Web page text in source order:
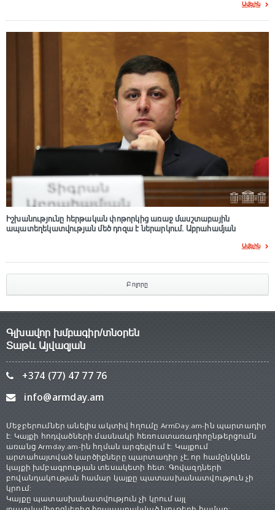
Ավելին
Իշխանությունը հերթական փոթորկից առաջ մասշտաբային
ապատեղեկատվության մեծ դnզա է ներարկում․ Աբրահամյան
Ավելին
Բոլորը
Գլխավոր խմբագիր/տնօրեն
Տաթև Այվազյան
+374 (77) 47 77 76
info@armday.am
Մեջբերումներ անելիս ակտիվ հղումը ArmDay.am-ին պարտադիր
է: Կայքի հոդվածների մասնակի հեռուստառադիոընթերցումն
առանց Armday.am-ին հղման արգելվում է: Կայքում
արտահայտված կարծիքները պարտադիր չէ, որ համընկնեն
կայքի խմբագրության տեսակետի հետ: Գովազդների
բովանդակության համար կայքը պատասխանատվություն չի
կրում:
Կայքը պատասխանատվություն չի կրում այլ